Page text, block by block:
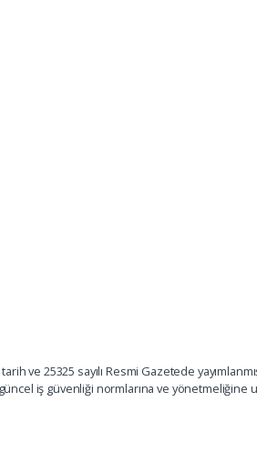
tarih ve 25325 sayılı Resmi Gazetede
güncel iş güvenliği normlarına ve yönetmeliğine